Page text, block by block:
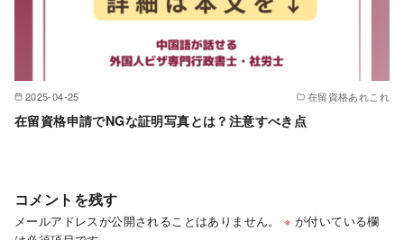
2025-04-25 在留資格あれこれ
在留資格申請でNGな証明写真とは？注意すべき点
コメントを残す
メールアドレスが公開されることはありません。 ※ が付いている欄